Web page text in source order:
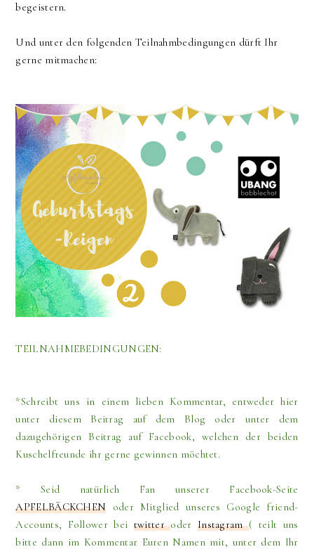
begeistern.
Und unter den folgenden Teilnahmbedingungen dürft Ihr
gerne mitmachen:
TEILNAHMEBEDINGUNGEN:
*Schreibt uns in einem lieben Kommentar, entweder hier
unter diesem Beitrag auf dem Blog oder unter dem
dazugehörigen Beitrag auf Facebook, welchen der beiden
Kuschelfreunde ihr gerne gewinnen möchtet.
* Seid natürlich Fan unserer Facebook-Seite
APFELBÄCKCHEN oder Mitglied unseres Google friend-
Accounts, Follower bei twitteroder Instagram( teilt uns
bitte dann im Kommentar Euren Namen mit, unter dem Ihr